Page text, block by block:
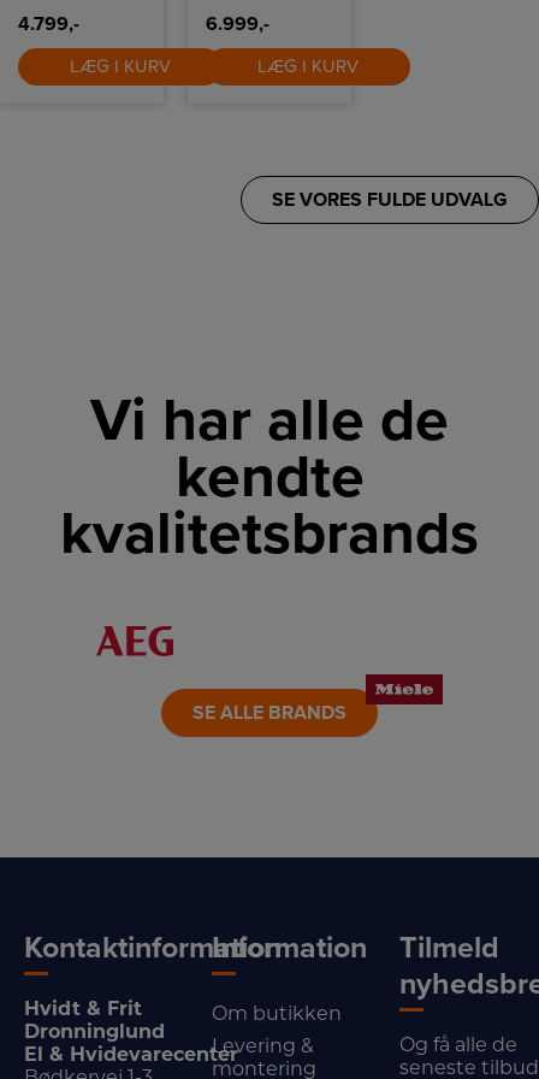
soft opening
samt udskudt
start øger
komforten.
4.799,-
LÆG I KURV
6.999,-
LÆG I KURV
SE VORES FULDE UDVALG
Vi har alle de
kendte
kvalitetsbrands
LINK
SE ALLE BRANDS
Kontaktinformation
Hvidt & Frit
Dronninglund
El & Hvidevarecenter
Information
Om butikken
Levering &
montering
Tilmeld
Og få alle de
seneste